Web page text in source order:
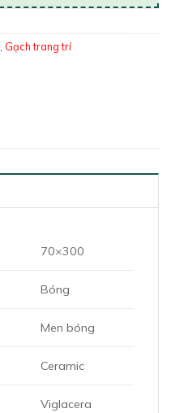
, Gạch trang trí
70×300
Bóng
Men bóng
Ceramic
Viglacera